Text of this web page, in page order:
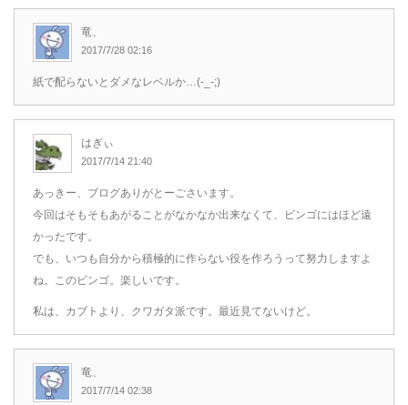
竜、
2017/7/28 02:16
紙で配らないとダメなレベルか…(-_-;)
はぎぃ
2017/7/14 21:40
あっきー、ブログありがとーごさいます。
今回はそもそもあがることがなかなか出来なくて、ビンゴにはほど遠
かったです。
でも、いつも自分から積極的に作らない役を作ろうって努力しますよ
ね。このビンゴ。楽しいです。
私は、カブトより、クワガタ派です。最近見てないけど。
竜、
2017/7/14 02:38